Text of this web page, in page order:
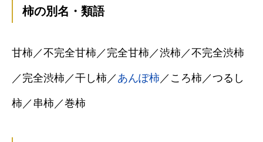
柿の別名・類語
甘柿／不完全甘柿／完全甘柿／渋柿／不完全渋柿
／完全渋柿／干し柿／ あんぽ柿 ／ころ柿／つるし
柿／串柿／巻柿